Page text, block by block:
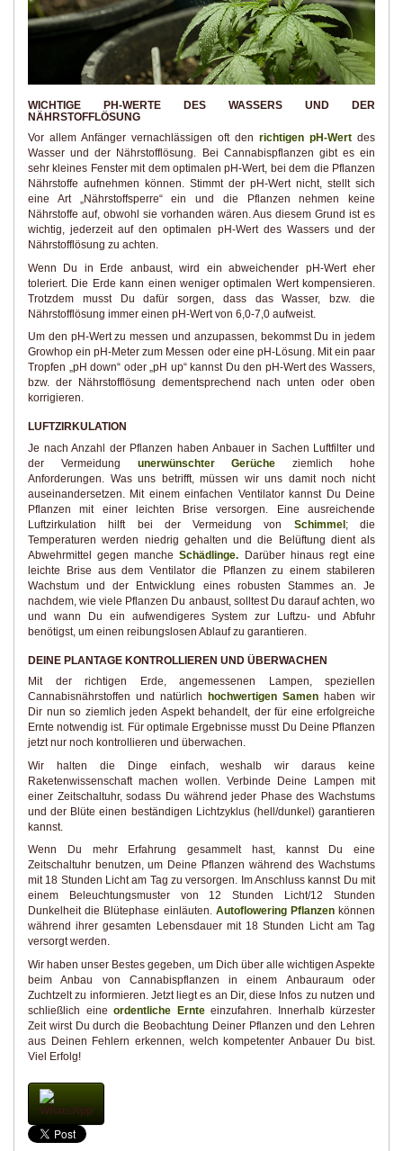
WICHTIGE PH-WERTE DES WASSERS UND DER
NÄHRSTOFFLÖSUNG
Vor allem Anfänger vernachlässigen oft den richtigen pH-Wert des
Wasser und der Nährstofflösung. Bei Cannabispflanzen gibt es ein
sehr kleines Fenster mit dem optimalen pH-Wert, bei dem die Pflanzen
Nährstoffe aufnehmen können. Stimmt der pH-Wert nicht, stellt sich
eine Art „Nährstoffsperre“ ein und die Pflanzen nehmen keine
Nährstoffe auf, obwohl sie vorhanden wären. Aus diesem Grund ist es
wichtig, jederzeit auf den optimalen pH-Wert des Wassers und der
Nährstofflösung zu achten.
Wenn Du in Erde anbaust, wird ein abweichender pH-Wert eher
toleriert. Die Erde kann einen weniger optimalen Wert kompensieren.
Trotzdem musst Du dafür sorgen, dass das Wasser, bzw. die
Nährstofflösung immer einen pH-Wert von 6,0-7,0 aufweist.
Um den pH-Wert zu messen und anzupassen, bekommst Du in jedem
Growhop ein pH-Meter zum Messen oder eine pH-Lösung. Mit ein paar
Tropfen „pH down“ oder „pH up“ kannst Du den pH-Wert des Wassers,
bzw. der Nährstofflösung dementsprechend nach unten oder oben
korrigieren.
LUFTZIRKULATION
Je nach Anzahl der Pflanzen haben Anbauer in Sachen Luftfilter und
der Vermeidung unerwünschter Gerüche ziemlich hohe
Anforderungen. Was uns betrifft, müssen wir uns damit noch nicht
auseinandersetzen. Mit einem einfachen Ventilator kannst Du Deine
Pflanzen mit einer leichten Brise versorgen. Eine ausreichende
Luftzirkulation hilft bei der Vermeidung von Schimmel; die
Temperaturen werden niedrig gehalten und die Belüftung dient als
Abwehrmittel gegen mancheSchädlinge. Darüber hinaus regt eine
leichte Brise aus dem Ventilator die Pflanzen zu einem stabileren
Wachstum und der Entwicklung eines robusten Stammes an. Je
nachdem, wie viele Pflanzen Du anbaust, solltest Du darauf achten, wo
und wann Du ein aufwendigeres System zur Luftzu- und Abfuhr
benötigst, um einen reibungslosen Ablauf zu garantieren.
DEINE PLANTAGE KONTROLLIEREN UND ÜBERWACHEN
Mit der richtigen Erde, angemessenen Lampen, speziellen
Cannabisnährstoffen und natürlich
hochwertigen Samen haben wir
Dir nun so ziemlich jeden Aspekt behandelt, der für eine erfolgreiche
Ernte notwendig ist. Für optimale Ergebnisse musst Du Deine Pflanzen
jetzt nur noch kontrollieren und überwachen.
Wir halten die Dinge einfach, weshalb wir daraus keine
Raketenwissenschaft machen wollen. Verbinde Deine Lampen mit
einer Zeitschaltuhr, sodass Du während jeder Phase des Wachstums
und der Blüte einen beständigen Lichtzyklus (hell/dunkel) garantieren
kannst.
Wenn Du mehr Erfahrung gesammelt hast, kannst Du eine
Zeitschaltuhr benutzen, um Deine Pflanzen während des Wachstums
mit 18 Stunden Licht am Tag zu versorgen. Im Anschluss kannst Du mit
einem Beleuchtungsmuster von 12 Stunden Licht/12 Stunden
Dunkelheit die Blütephase einläuten. Autoflowering Pflanzenkönnen
während ihrer gesamten Lebensdauer mit 18 Stunden Licht am Tag
versorgt werden.
Wir haben unser Bestes gegeben, um Dich über alle wichtigen Aspekte
beim Anbau von Cannabispflanzen in einem Anbauraum oder
Zuchtzelt zu informieren. Jetzt liegt es an Dir, diese Infos zu nutzen und
schließlich eine ordentliche Ernteeinzufahren. Innerhalb kürzester
Zeit wirst Du durch die Beobachtung Deiner Pflanzen und den Lehren
aus Deinen Fehlern erkennen, welch kompetenter Anbauer Du bist.
Viel Erfolg!
WhatsApp